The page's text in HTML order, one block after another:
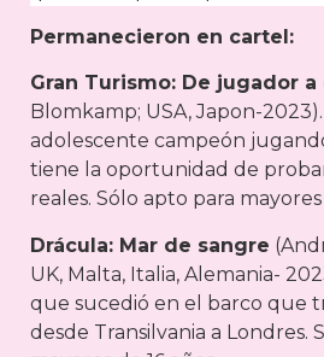
Permanecieron en cartel:
Gran Turismo: De jugador
Blomkamp; USA, Japon-
adolescente campeón
tiene la oportunidad de
reales. Sólo apto para mayores
Drácula: Mar de sangre
UK, Malta, Italia, Alemania-
que sucedió en el barco que
desde Transilvania a Londres.